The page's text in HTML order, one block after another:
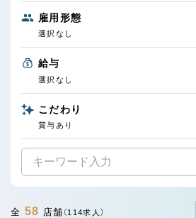
雇用形態
選択なし
給与
選択なし
こだわり
賞与あり
全 58 店舗 （114求人）